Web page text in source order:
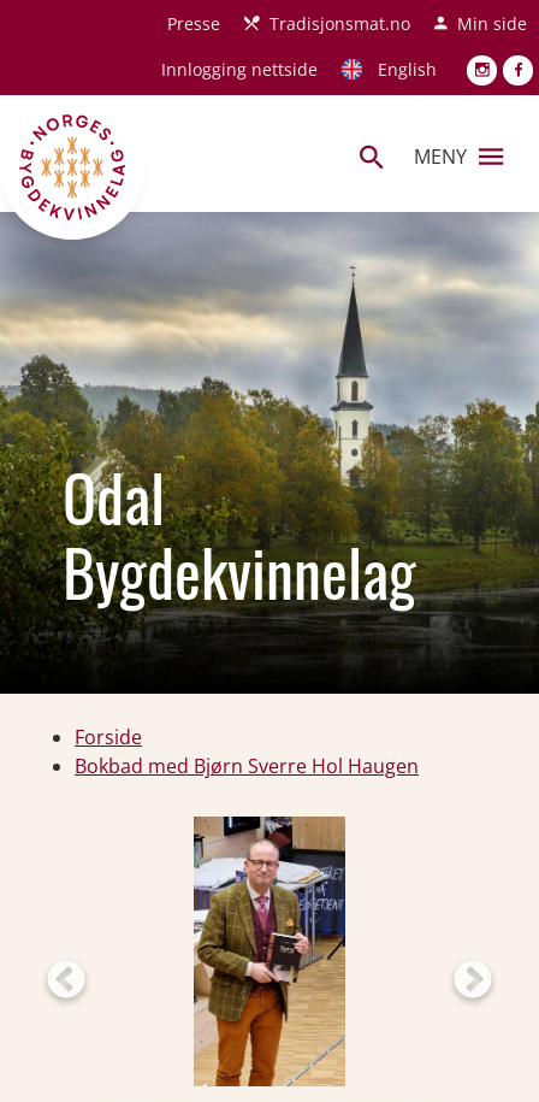
Hopp til hovedinnholdPresse Tradisjonsmat.no
Min side
Innlogging nettside
English
MENY
Odal
Bygdekvinnelag
Forside
Bokbad med Bjørn Sverre Hol Haugen